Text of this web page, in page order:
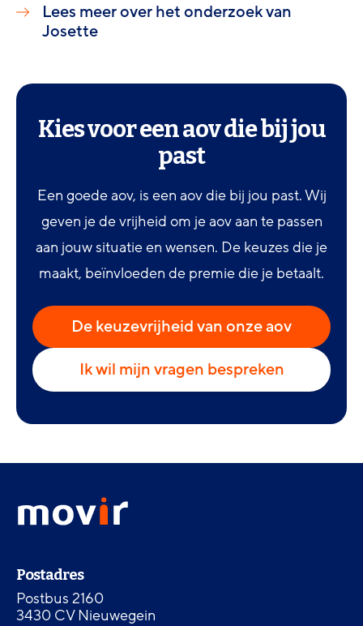
Lees meer over het onderzoek van
Josette
Kies voor een aov die bij jou
past
Een goede aov, is een aov die bij jou past. Wij
geven je de vrijheid om je aov aan te passen
aan jouw situatie en wensen. De keuzes die je
maakt, beïnvloeden de premie die je betaalt.
De keuzevrijheid van onze aov
Ik wil mijn vragen bespreken
menu
Movir
-
de
homepagina
Contactinformatie
Postadres
Postbus 2160
3430 CV Nieuwegein